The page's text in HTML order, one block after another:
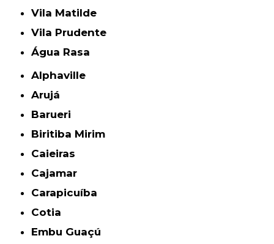
Vila Matilde
Vila Prudente
Água Rasa
Alphaville
Arujá
Barueri
Biritiba Mirim
Caieiras
Cajamar
Carapicuíba
Cotia
Embu Guaçú